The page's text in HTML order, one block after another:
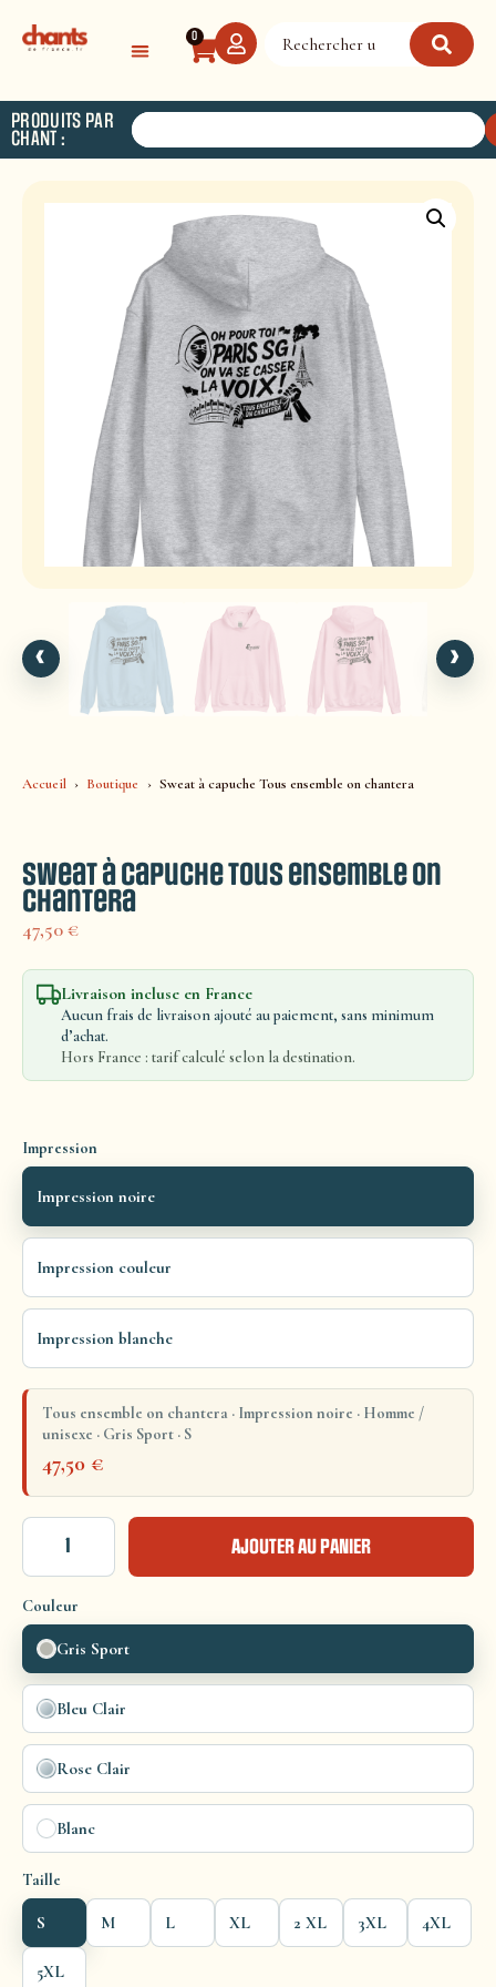
0
PRODUITS PAR
CHANT :
Accueil Boutique Sweat à capuche Tous ensemble on chantera
Sweat à capuche Tous ensemble on
chantera
47,50€
Livraison incluse en France
Aucun frais de livraison ajouté au paiement, sans minimum
d’achat.
Hors France : tarif calculé selon la destination.
Impression
Impression noire
Impression couleur
Impression blanche
Tous ensemble on chantera · Impression noire · Homme /
unisexe · Gris Sport · S
47,50 €
AJOUTER AU PANIER
Couleur
Gris Sport
Bleu Clair
Rose Clair
Blanc
Taille
S M L XL 2 XL 3XL 4XL
5XL
‹ ›